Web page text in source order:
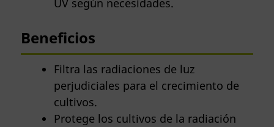
UV según necesidades.
Beneficios
Filtra las radiaciones de luz
perjudiciales para el crecimiento de
cultivos.
Protege los cultivos de la radiación